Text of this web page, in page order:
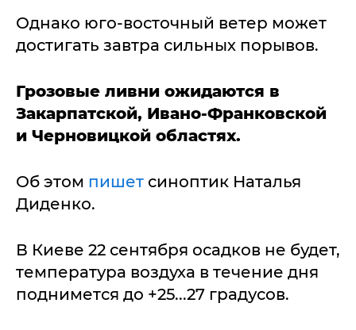
Однако юго-восточный ветер может
достигать завтра сильных порывов.
Грозовые ливни ожидаются в
Закарпатской, Ивано-Франковской
и Черновицкой областях.
Об этом пишет синоптик Наталья
Диденко.
В Киеве 22 сентября осадков не будет,
температура воздуха в течение дня
поднимется до +25...27 градусов.